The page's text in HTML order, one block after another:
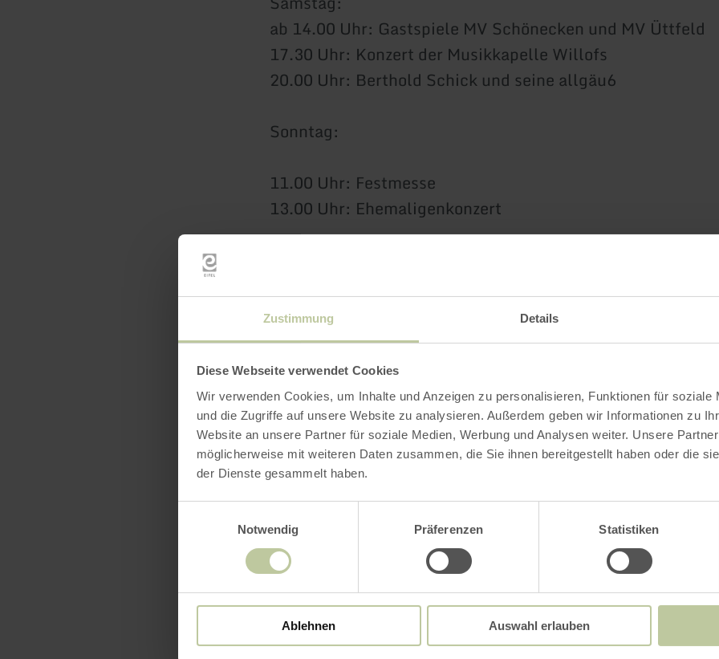
Zustimmung Details
Diese Webseite verwendet Cookies
Wir verwenden Cookies, um Inhalte und Anzeigen zu personalisieren, Funktionen für soziale
und die Zugriffe auf unsere Website zu analysieren. Außerdem geben wir Informationen zu
Website an unsere Partner für soziale Medien, Werbung und Analysen weiter. Unsere
möglicherweise mit weiteren Daten zusammen, die Sie ihnen bereitgestellt haben oder die
der Dienste gesammelt haben.
Notwendig
Präferenzen Statistiken
Ablehnen Auswahl erlauben
ab 14.00 Uhr: Gastspiele MV Schönecken und MV Üttfeld
17.30 Uhr: Konzert der Musikkapelle Willofs
20.00 Uhr: Berthold Schick und seine allgäu6
Sonntag:
11.00 Uhr: Festmesse
13.00 Uhr: Ehemaligenkonzert
MV Irrhausen, MV Eschfeld, MV Ammeldingen, MV
Weekendticket: 30,- Euro unterinfo@mv-arzfeld.comoder
Musikern des MV Arzfeld
Samstag: Vorverkauf: 22,- Euro, Abendkasse 25,- Euro
Vorverkaufsstellen: - VR Bank EifelLand Arzfeld
- Musikhaus Schäfer und Jutz
info@mv-arzfeld.com
- bei allen Musikern des MV Arzfeld